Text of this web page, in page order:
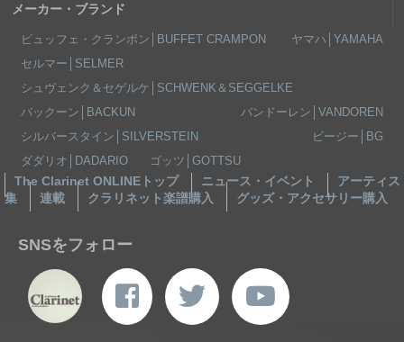
メーカー・ブランド
ビュッフェ・クランポン│BUFFET CRAMPON
ヤマハ│YAMAHA
セルマー│SELMER
シュヴェンク＆セゲルケ│SCHWENK＆SEGGELKE
バックーン│BACKUN
バンドーレン│VANDOREN
シルバースタイン│SILVERSTEIN
ビージー│BG
ダダリオ│DADARIO
ゴッツ│GOTTSU
The Clarinet ONLINEトップ ニュース・イベント
アーティ
集
連載 クラリネット楽譜購入 グッズ・アクセサリー購入
SNSをフォロー